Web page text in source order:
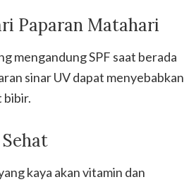
Paparan Matahari
mengandung SPF saat berada
sinar UV dapat menyebabkan
bibir.
kaya akan vitamin dan